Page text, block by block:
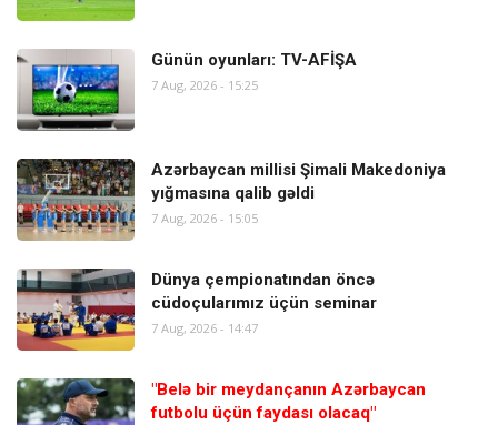
Günün oyunları: TV-AFİŞA
7 Aug, 2026 - 15:25
Azərbaycan millisi Şimali Makedoniya
yığmasına qalib gəldi
7 Aug, 2026 - 15:05
Dünya çempionatından öncə
cüdoçularımız üçün seminar
7 Aug, 2026 - 14:47
"Belə bir meydançanın Azərbaycan
futbolu üçün faydası olacaq"